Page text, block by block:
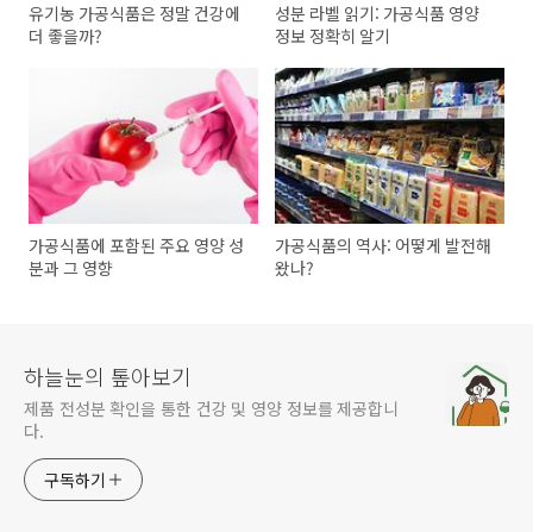
유기농 가공식품은 정말 건강에
더 좋을까?
성분 라벨 읽기: 가공식품 영양
정보 정확히 알기
가공식품에 포함된 주요 영양 성
분과 그 영향
가공식품의 역사: 어떻게 발전해
왔나?
하늘눈의 톺아보기
제품 전성분 확인을 통한 건강 및 영양 정보를 제공합니
다.
구독하기